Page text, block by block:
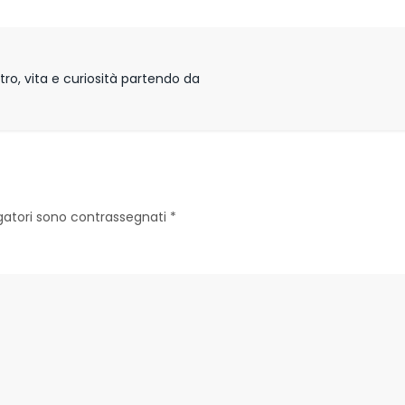
vita e curiosità partendo da
sono contrassegnati *